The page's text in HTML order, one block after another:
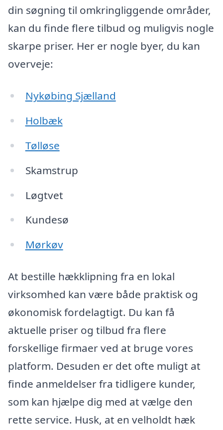
din søgning til omkringliggende områder,
kan du finde flere tilbud og muligvis nogle
skarpe priser. Her er nogle byer, du kan
overveje:
Nykøbing Sjælland
Holbæk
Tølløse
Skamstrup
Løgtvet
Kundesø
Mørkøv
At bestille hækklipning fra en lokal
virksomhed kan være både praktisk og
økonomisk fordelagtigt. Du kan få
aktuelle priser og tilbud fra flere
forskellige firmaer ved at bruge vores
platform. Desuden er det ofte muligt at
finde anmeldelser fra tidligere kunder,
som kan hjælpe dig med at vælge den
rette service. Husk, at en velholdt hæk